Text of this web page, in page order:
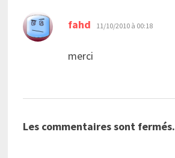
fahd dit :
11/10/2010 à 00:18
merci
Les commentaires sont fermés.